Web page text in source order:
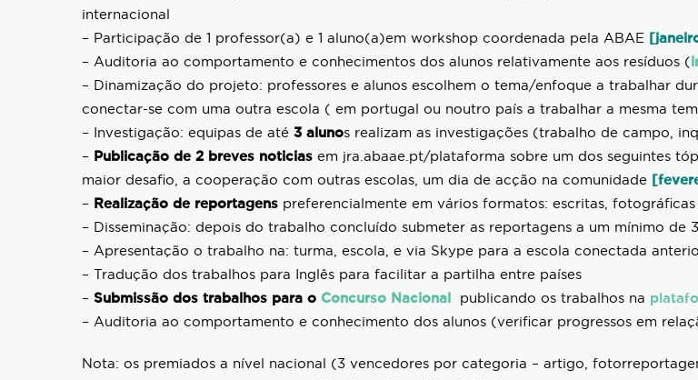
internacional
– Participação de 1 professor(a) e 1 aluno(a)em workshop coordenada pela ABAE
– Auditoria ao comportamento e conhecimentos dos alunos relativamente aos resíduos (
– Dinamização do projeto: professores e alunos escolhem o tema/enfoque a trabalhar
conectar-se com uma outra escola ( em portugal ou noutro país a trabalhar a mesma
– Investigação: equipas de até 3 alunos realizam as investigações (trabalho de campo,
– Publicação de 2 breves noticias em jra.abaae.pt/plataforma sobre um dos seguintes
maior desafio, a cooperação com outras escolas, um dia de acção na comunidade
– Realização de reportagens preferencialmente em vários formatos: escritas,
– Disseminação: depois do trabalho concluído submeter as reportagens a um mínimo de
– Apresentação o trabalho na: turma, escola, e via Skype para a escola conectada
– Tradução dos trabalhos para Inglês para facilitar a partilha entre países
– Submissão dos trabalhos para o Concurso Nacional publicando os trabalhos na
– Auditoria ao comportamento e conhecimento dos alunos (verificar progressos em
Nota: os premiados a nível nacional (3 vencedores por categoria – artigo,